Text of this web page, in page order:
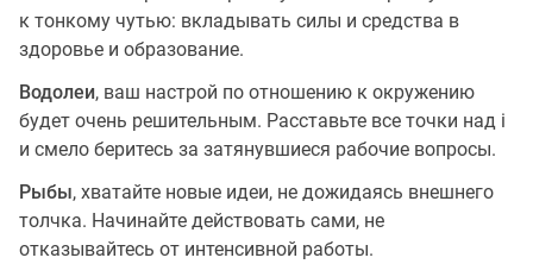
к тонкому чутью: вкладывать силы и средства в
здоровье и образование.
Водолеи, ваш настрой по отношению к окружению
будет очень решительным. Расставьте все точки над i
и смело беритесь за затянувшиеся рабочие вопросы.
Рыбы, хватайте новые идеи, не дожидаясь внешнего
толчка. Начинайте действовать сами, не
отказывайтесь от интенсивной работы.